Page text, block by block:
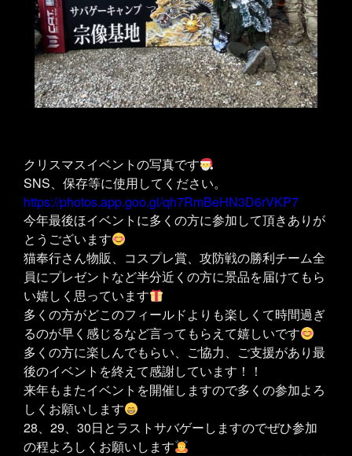
クリスマスイベントの写真です
SNS、保存等に使用してください。
https://photos.app.goo.gl/qh7RmBeHN3D6rVKP7
今年最後ほイベントに多くの方に参加して頂きありが
とうございます
猫奉行さん物販、コスプレ賞、攻防戦の勝利チーム全
員にプレゼントなど半分近くの方に景品を届けてもら
い嬉しく思っています
多くの方がどこのフィールドよりも楽しくて時間過ぎ
るのが早く感じるなど言ってもらえて嬉しいです
多くの方に楽しんでもらい、ご協力、ご支援があり最
後のイベントを終えて感謝しています！！
来年もまたイベントを開催しますので多くの参加よろ
しくお願いします
28、29、30日とラストサバゲーしますのでぜひ参加
の程よろしくお願いします